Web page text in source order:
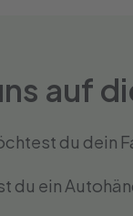
auf
du dein
du ein